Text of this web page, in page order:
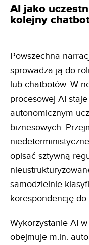
AI jako
kolejny
Powszechna
sprowadza ją do
lub chatbotów. W
procesowej AI
autonomicznym
biznesowych.
opisać sztywną
samodzielnie
korespondencję do
Wykorzystanie AI
obejmuje m.in.